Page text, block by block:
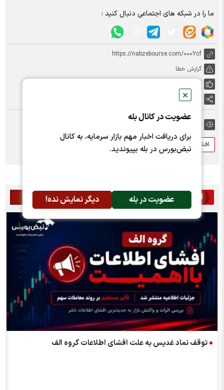
✕
عضویت در کانال بله
برای دریافت اخبار مهم بازار سرمایه، به کانال
نبض‌بورس در بله بپیوندید.
عضویت در بله دیگر نمایش نده!
ما را در شبکه های اجتماعی دنبال کنید :
https://nabzebourse.com/000Ycf
گزارش خطا
پسندها:
اشتراک گذاری
برچسب ها:
افشای اطلاعات با اهمیت افشای اطلاعات گروه ب
اخبار مرتبط
توقف نماد غدیس به علت افشاي اطلاعات گروه الف